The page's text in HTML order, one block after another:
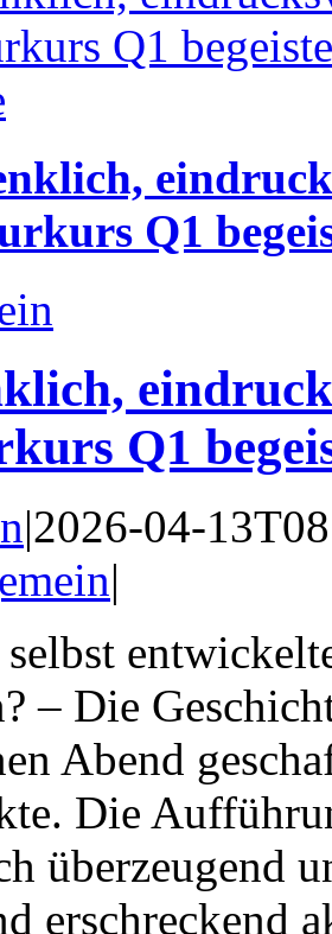
Q1
Q1
Q1
|2026-04-
|
– Die
Abend
Die
überzeugend
erschreckend